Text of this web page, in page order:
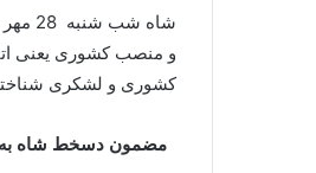
و منصب کشوری یعنی
کشوری و لشکری
مضمون دسخط شاه به